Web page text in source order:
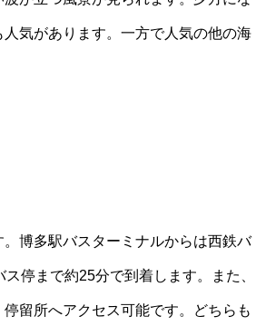
気があります。一方で人気の他の海
博多駅バスターミナルからは西鉄バ
停まで約25分で到着します。また、
留所へアクセス可能です。どちらも